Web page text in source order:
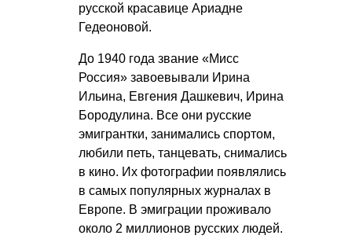
русской красавице Ариадне
Гедеоновой.
До 1940 года звание «Мисс
Россия» завоевывали Ирина
Ильина, Евгения Дашкевич, Ирина
Бородулина. Все они русские
эмигрантки, занимались спортом,
любили петь, танцевать, снимались
в кино. Их фотографии появлялись
в самых популярных журналах в
Европе. В эмиграции проживало
около 2 миллионов русских людей.